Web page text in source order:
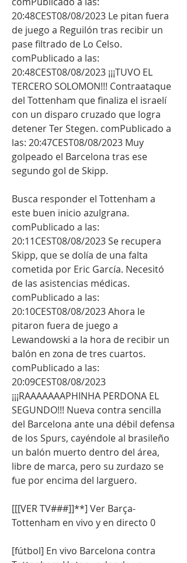
20:48CEST08/08/2023 Le pitan fuera
de juego a Reguilón tras recibir un
pase filtrado de Lo Celso.
comPublicado a las:
20:48CEST08/08/2023 ¡¡¡TUVO EL
TERCERO SOLOMON!!! Contraataque
del Tottenham que finaliza el israelí
con un disparo cruzado que logra
detener Ter Stegen. comPublicado a
las: 20:47CEST08/08/2023 Muy
golpeado el Barcelona tras ese
segundo gol de Skipp.
Busca responder el Tottenham a
este buen inicio azulgrana.
comPublicado a las:
20:11CEST08/08/2023 Se recupera
Skipp, que se dolía de una falta
cometida por Eric García. Necesitó
de las asistencias médicas.
comPublicado a las:
20:10CEST08/08/2023 Ahora le
pitaron fuera de juego a
Lewandowski a la hora de recibir un
balón en zona de tres cuartos.
comPublicado a las:
20:09CEST08/08/2023
¡¡¡RAAAAAAAPHINHA PERDONA EL
SEGUNDO!!! Nueva contra sencilla
del Barcelona ante una débil defensa
de los Spurs, cayéndole al brasileño
un balón muerto dentro del área,
libre de marca, pero su zurdazo se
fue por encima del larguero.
[[[VER TV###]]**] Ver Barça-
Tottenham en vivo y en directo 0
[fútbol] En vivo Barcelona contra